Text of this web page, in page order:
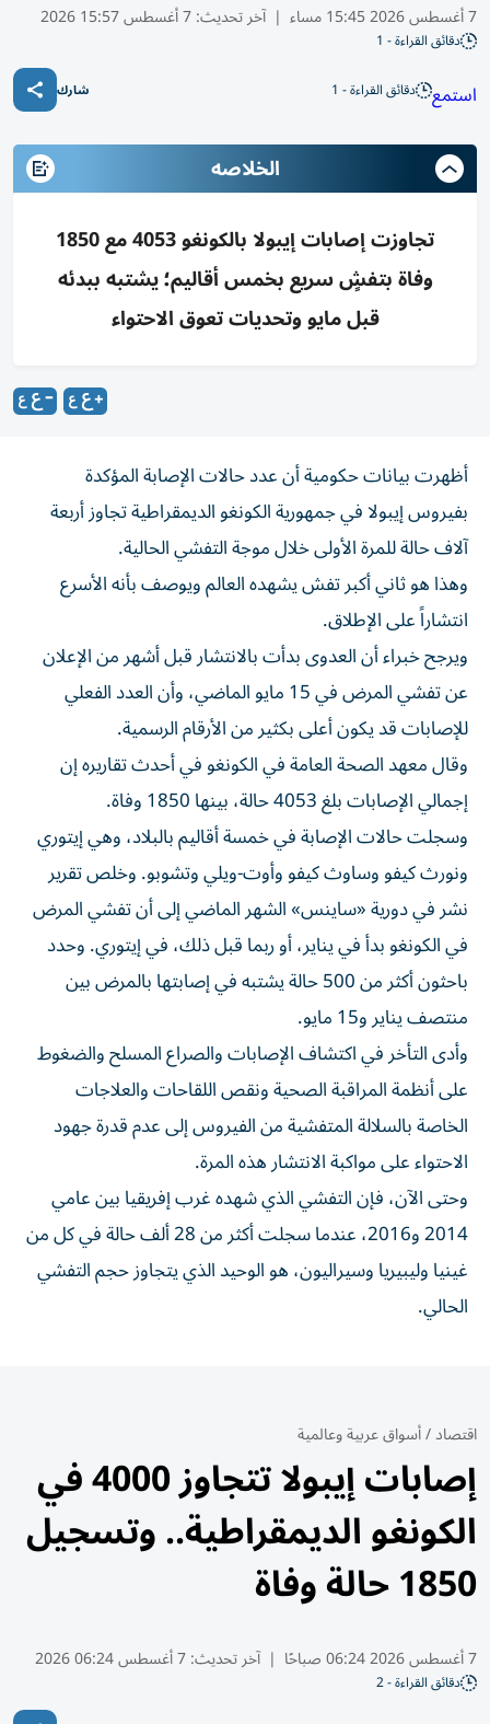
7 أغسطس 2026 15:45 مساء | آخر تحديث:7 أغسطس 15:57 2026
دقائق القراءة - 1
استمع دقائق القراءة - 1 شارك
الخلاصه
تجاوزت إصابات إيبولا بالكونغو 4053 مع 1850
وفاة بتفشٍ سريع بخمس أقاليم؛ يشتبه ببدئه
قبل مايو وتحديات تعوق الاحتواء
أظهرت بيانات حكومية أن عدد حالات الإصابة المؤكدة
بفيروس إيبولا في جمهورية الكونغو ‌الديمقراطية تجاوز أربعة
آلاف حالة للمرة الأولى خلال موجة ​التفشي ⁠الحالية.
وهذا هو ثاني أكبر تفش ‌يشهده العالم ويوصف ‌بأنه الأسرع
انتشاراً على الإطلاق.
ويرجح خبراء أن العدوى بدأت بالانتشار قبل أشهر من الإعلان
عن تفشي ‌المرض في 15 مايو الماضي، وأن العدد الفعلي
⁠للإصابات قد يكون أعلى بكثير من الأرقام الرسمية.
وقال معهد الصحة العامة في الكونغو في أحدث تقاريره إن
إجمالي الإصابات بلغ 4053 حالة، بينها 1850 وفاة.
وسجلت حالات الإصابة في خمسة ​أقاليم بالبلاد، وهي إيتوري
ونورث كيفو وساوث كيفو ‌وأوت-ويلي وتشوبو. وخلص تقرير
نشر في دورية «ساينس» الشهر الماضي إلى أن تفشي المرض
في الكونغو بدأ ⁠في يناير، أو ربما قبل ذلك، في إيتوري. وحدد
باحثون أكثر من 500 حالة يشتبه ​في إصابتها ‌بالمرض بين
منتصف يناير و15 مايو.
وأدى التأخر في اكتشاف الإصابات والصراع المسلح والضغوط
على أنظمة المراقبة الصحية ونقص اللقاحات والعلاجات
الخاصة ‌بالسلالة المتفشية من ‌الفيروس إلى عدم قدرة ⁠جهود
الاحتواء على مواكبة الانتشار هذه المرة.
وحتى ‌الآن، فإن التفشي الذي شهده غرب إفريقيا بين عامي
2014 و2016، عندما سجلت ⁠أكثر من 28 ألف حالة ​في كل من
غينيا وليبيريا وسيراليون، هو الوحيد الذي يتجاوز حجم التفشي
الحالي.
اقتصاد/أسواق عربية وعالمية
إصابات إيبولا تتجاوز 4000 في
الكونغو الديمقراطية.. وتسجيل
1850 حالة وفاة
7 أغسطس 2026 06:24 صباحًا | آخر تحديث:7 أغسطس 06:24 2026
دقائق القراءة - 2